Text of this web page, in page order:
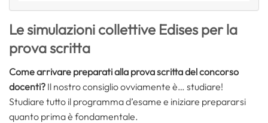
Le simulazioni collettive Edises per la
prova scritta
Come arrivare preparati alla prova scritta del concorso
docenti? Il nostro consiglio ovviamente è… studiare!
Studiare tutto il programma d’esame e iniziare prepararsi
quanto prima è fondamentale.